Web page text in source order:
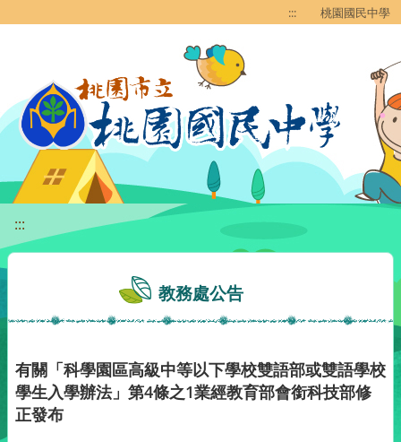
::: 桃園國民中學
:::
教務處公告
有關「科學園區高級中等以下學校雙語部或雙語學校
學生入學辦法」第4條之1業經教育部會銜科技部修
正發布